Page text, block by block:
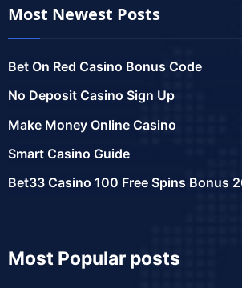
Most Newest Posts
Bet On Red Casino Bonus Code
No Deposit Casino Sign Up
Make Money Online Casino
Smart Casino Guide
Bet33 Casino 100 Free Spins Bonus
Most Popular posts